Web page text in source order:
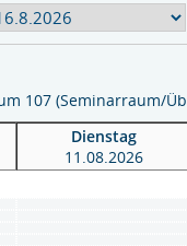
107 (Seminarraum/
Dienstag
11.08.2026